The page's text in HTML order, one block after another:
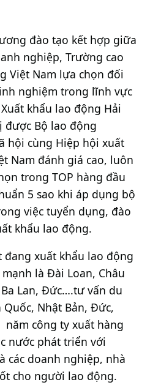
đào tạo kết hợp giữa
nghiệp, Trường cao
Việt Nam lựa chọn đối
nghiệm trong lĩnh vực
khẩu lao động Hải
được Bộ lao động
hội cùng Hiệp hội xuất
Nam đánh giá cao, luôn
trong TOP hàng đầu
5 sao khi áp dụng bộ
việc tuyển dụng, đào
khẩu lao động.
đang xuất khẩu lao động
là Đài Loan, Châu
Lan, Đức….tư vấn du
Quốc, Nhật Bản, Đức,
năm công ty xuất hàng
nước phát triển với
các doanh nghiệp, nhà
cho người lao động.